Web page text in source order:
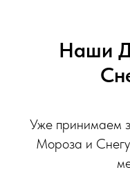
Наши
Уже принимаем
Мороза и